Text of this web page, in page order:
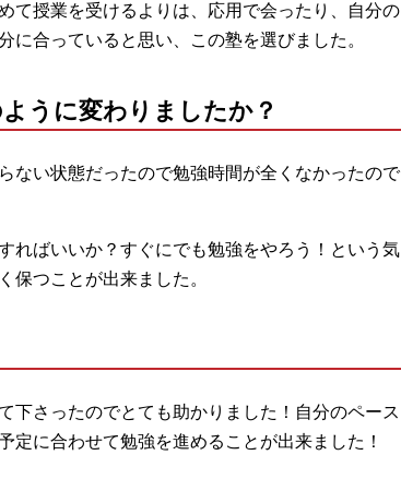
て授業を受けるよりは、応用で会ったり、自分の
合っていると思い、この塾を選びました。
うに変わりましたか？
ない状態だったので勉強時間が全くなかったので
ればいいか？すぐにでも勉強をやろう！という気
保つことが出来ました。
下さったのでとても助かりました！自分のペース
に合わせて勉強を進めることが出来ました！